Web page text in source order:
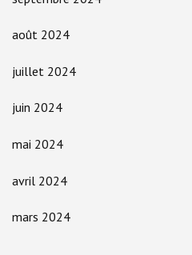
août 2024
juillet 2024
juin 2024
mai 2024
avril 2024
mars 2024